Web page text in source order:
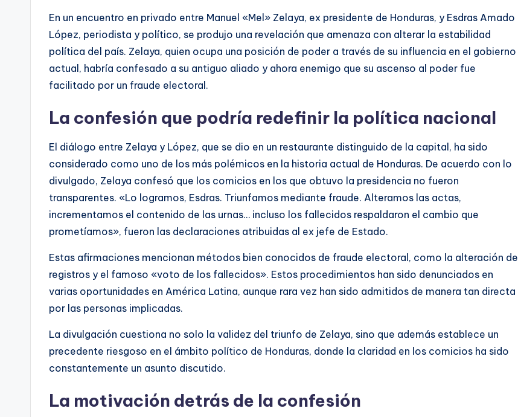
En un encuentro en privado entre Manuel «Mel» Zelaya, ex presidente de Honduras, y Esdras Amado
López, periodista y político, se produjo una revelación que amenaza con alterar la estabilidad
política del país. Zelaya, quien ocupa una posición de poder a través de su influencia en el gobierno
actual, habría confesado a su antiguo aliado y ahora enemigo que su ascenso al poder fue
facilitado por un fraude electoral.
La confesión que podría redefinir la política nacional
El diálogo entre Zelaya y López, que se dio en un restaurante distinguido de la capital, ha sido
considerado como uno de los más polémicos en la historia actual de Honduras. De acuerdo con lo
divulgado, Zelaya confesó que los comicios en los que obtuvo la presidencia no fueron
transparentes. «Lo logramos, Esdras. Triunfamos mediante fraude. Alteramos las actas,
incrementamos el contenido de las urnas… incluso los fallecidos respaldaron el cambio que
prometíamos», fueron las declaraciones atribuidas al ex jefe de Estado.
Estas afirmaciones mencionan métodos bien conocidos de fraude electoral, como la alteración de
registros y el famoso «voto de los fallecidos». Estos procedimientos han sido denunciados en
varias oportunidades en América Latina, aunque rara vez han sido admitidos de manera tan directa
por las personas implicadas.
La divulgación cuestiona no solo la validez del triunfo de Zelaya, sino que además establece un
precedente riesgoso en el ámbito político de Honduras, donde la claridad en los comicios ha sido
constantemente un asunto discutido.
La motivación detrás de la confesión